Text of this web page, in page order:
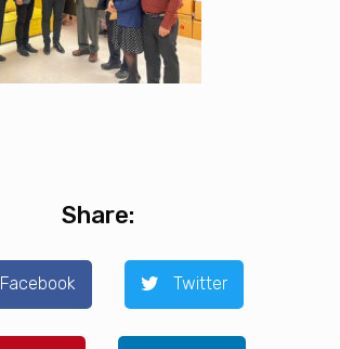
Share:
Facebook Twitter